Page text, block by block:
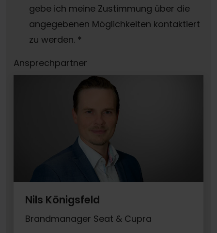
gebe ich meine Zustimmung über die
angegebenen Möglichkeiten kontaktiert
zu werden. *
Ansprechpartner
Nils Königsfeld
Brandmanager Seat & Cupra